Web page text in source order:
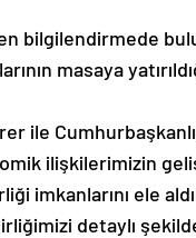
bilgilendirmede
masaya
ile
ilişkilerimizin
imkanlarını ele
detaylı